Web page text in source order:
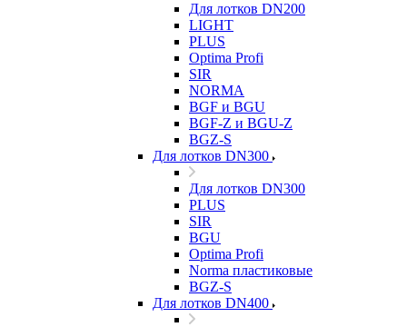
Для лотков DN200
LIGHT
PLUS
Optima Profi
SIR
NORMA
BGF и BGU
BGF-Z и BGU-Z
BGZ-S
Для лотков DN300
Для лотков DN300
PLUS
SIR
BGU
Optima Profi
Norma пластиковые
BGZ-S
Для лотков DN400